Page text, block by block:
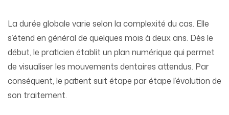
La durée globale varie selon la complexité du cas. Elle
s’étend en général de quelques mois à deux ans. Dès le
début, le praticien établit un plan numérique qui permet
de visualiser les mouvements dentaires attendus. Par
conséquent, le patient suit étape par étape l’évolution de
son traitement.